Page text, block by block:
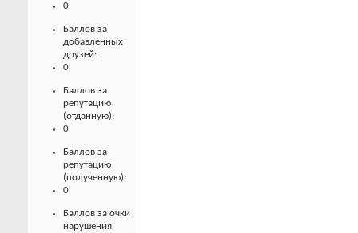
0
Баллов за
добавленных
друзей:
0
Баллов за
репутацию
(отданную):
0
Баллов за
репутацию
(полученную):
0
Баллов за очки
нарушения